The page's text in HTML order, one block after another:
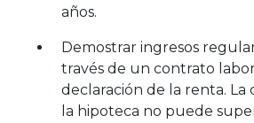
años.
Demostrar ingresos
través de un contrato
declaración de la renta.
la hipoteca no puede